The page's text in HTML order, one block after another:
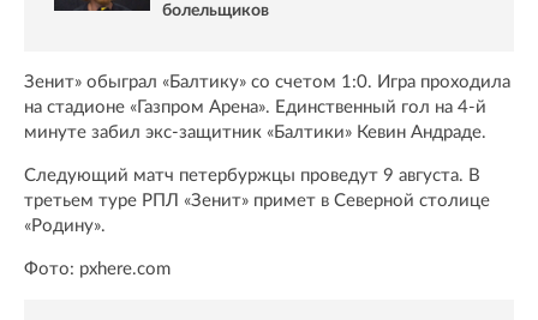
болельщиков
Зенит» обыграл «Балтику» со счетом 1:0. Игра проходила
на стадионе «Газпром Арена». Единственный гол на 4-й
минуте забил экс-защитник «Балтики» Кевин Андраде.
Следующий матч петербуржцы проведут 9 августа. В
третьем туре РПЛ «Зенит» примет в Северной столице
«Родину».
Фото: pxhere.com